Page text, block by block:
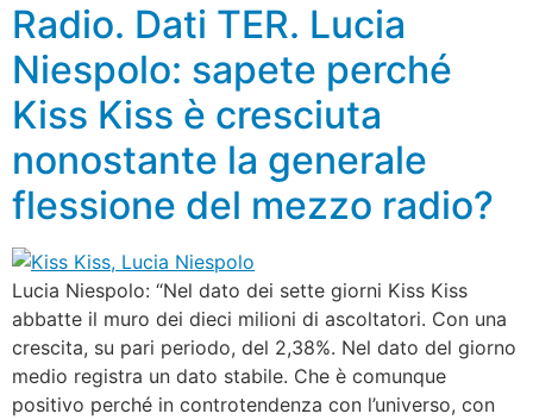
Radio. Dati TER. Lucia
Niespolo: sapete perché
Kiss Kiss è cresciuta
nonostante la generale
flessione del mezzo radio?
Lucia Niespolo: “Nel dato dei sette giorni Kiss Kiss
abbatte il muro dei dieci milioni di ascoltatori. Con una
crescita, su pari periodo, del 2,38%. Nel dato del giorno
medio registra un dato stabile. Che è comunque
positivo perché in controtendenza con l’universo, con